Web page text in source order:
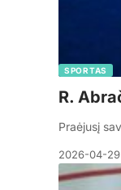
SPORTAS
R.
Praėjusį
2026-04-29